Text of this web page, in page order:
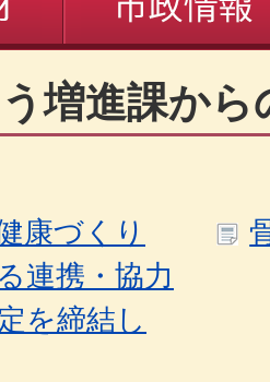
増進課から
康づくり
連携・協力
を締結し